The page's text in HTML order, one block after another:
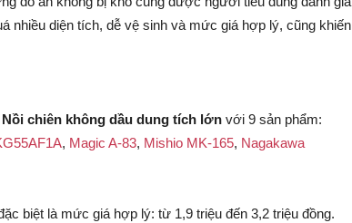
nhiều diện tích, dễ vệ sinh và mức giá hợp lý, cũng khiến
Nồi chiên không dầu dung tích lớn với 9 sản phẩm:
, Magic A-83, Mishio MK-165, Nagakawa
biệt là mức giá hợp lý: từ 1,9 triệu đến 3,2 triệu đồng.